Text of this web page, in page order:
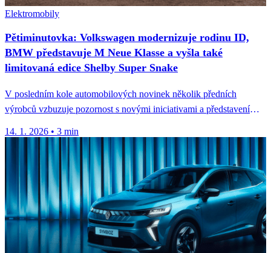
Elektromobily
Pětiminutovka: Volkswagen modernizuje rodinu ID,
BMW představuje M Neue Klasse a vyšla také
limitovaná edice Shelby Super Snake
V posledním kole automobilových novinek několik předních
výrobců vzbuzuje pozornost s novými iniciativami a představením
14. 1. 2026 • 3 min